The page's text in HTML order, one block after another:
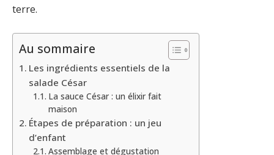
terre.
Au sommaire
Les ingrédients essentiels de la
salade César
La sauce César : un élixir fait
maison
Étapes de préparation : un jeu
d’enfant
Assemblage et dégustation